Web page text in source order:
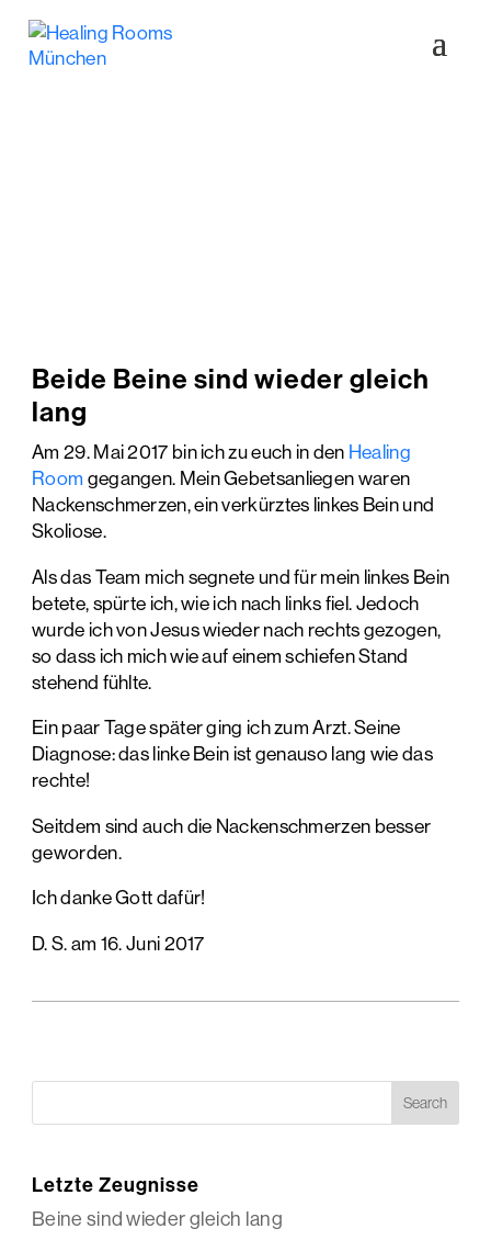
Beide Beine sind wieder gleich
lang
Am 29. Mai 2017 bin ich zu euch in den Healing
Room gegangen. Mein Gebetsanliegen waren
Nackenschmerzen, ein verkürztes linkes Bein und
Skoliose.
Als das Team mich segnete und für mein linkes Bein
betete, spürte ich, wie ich nach links fiel. Jedoch
wurde ich von Jesus wieder nach rechts gezogen,
so dass ich mich wie auf einem schiefen Stand
stehend fühlte.
Ein paar Tage später ging ich zum Arzt. Seine
Diagnose: das linke Bein ist genauso lang wie das
rechte!
Seitdem sind auch die Nackenschmerzen besser
geworden.
Ich danke Gott dafür!
D. S. am 16. Juni 2017
Letzte Zeugnisse
Beine sind wieder gleich lang